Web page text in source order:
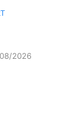
2026